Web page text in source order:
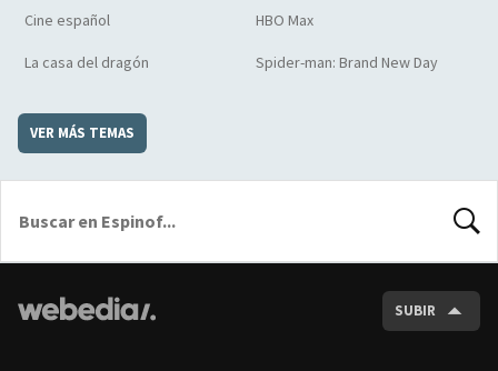
Cine español HBO Max
La casa del dragón Spider-man: Brand New Day
VER MÁS TEMAS
SUBIR